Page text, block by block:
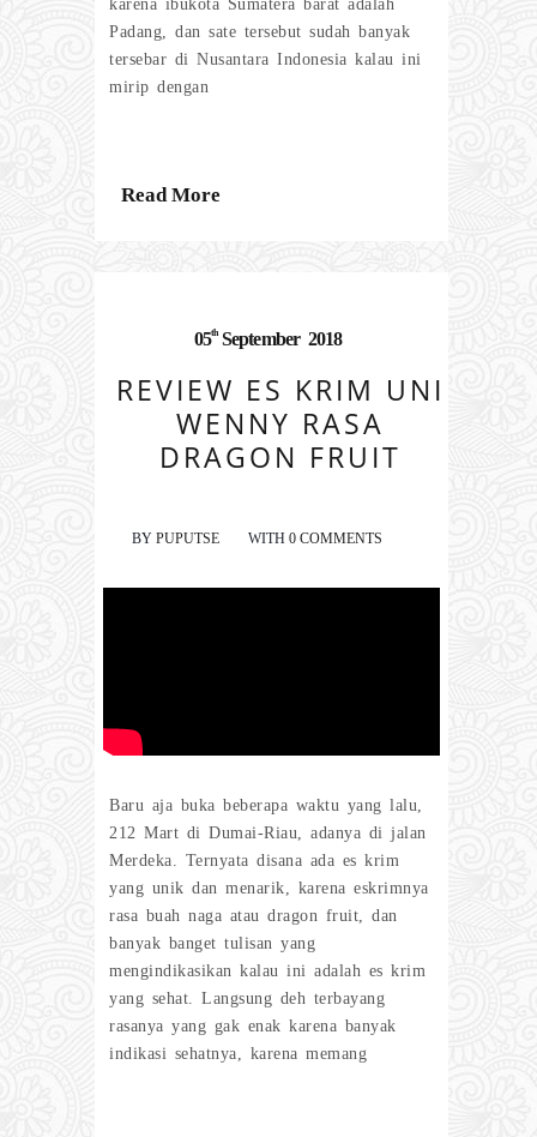
karena ibukota Sumatera barat adalah
Padang, dan sate tersebut sudah banyak
tersebar di Nusantara Indonesia kalau ini
mirip dengan
Read More
05th September 2018
REVIEW ES KRIM UNI
WENNY RASA
DRAGON FRUIT
BY PUPUTSE WITH 0 COMMENTS
Baru aja buka beberapa waktu yang lalu,
212 Mart di Dumai-Riau, adanya di jalan
Merdeka. Ternyata disana ada es krim
yang unik dan menarik, karena eskrimnya
rasa buah naga atau dragon fruit, dan
banyak banget tulisan yang
mengindikasikan kalau ini adalah es krim
yang sehat. Langsung deh terbayang
rasanya yang gak enak karena banyak
indikasi sehatnya, karena memang